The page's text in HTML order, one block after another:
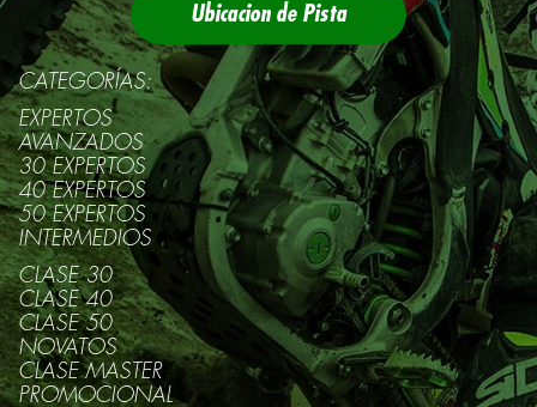
Ubicacion de Pista
CATEGORÍAS:
EXPERTOS
AVANZADOS
30 EXPERTOS
40 EXPERTOS
50 EXPERTOS
INTERMEDIOS
CLASE 30
CLASE 40
CLASE 50
NOVATOS
CLASE MASTER
PROMOCIONAL